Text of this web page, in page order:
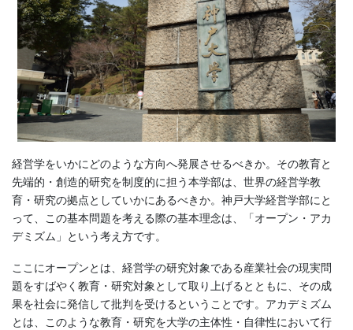
経営学をいかにどのような方向へ発展させるべきか。その教育と
先端的・創造的研究を制度的に担う本学部は、世界の経営学教
育・研究の拠点としていかにあるべきか。神戸大学経営学部にと
って、この基本問題を考える際の基本理念は、「オープン・アカ
デミズム」という考え方です。
ここにオープンとは、経営学の研究対象である産業社会の現実問
題をすばやく教育・研究対象として取り上げるとともに、その成
果を社会に発信して批判を受けるということです。アカデミズム
とは、このような教育・研究を大学の主体性・自律性において行